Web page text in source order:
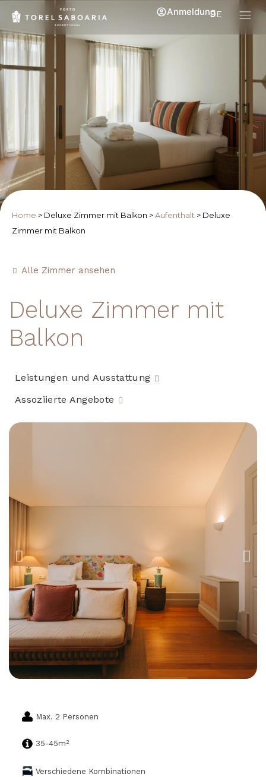
DE
Anmeldung
Home > Deluxe Zimmer mit Balkon > Aufenthalt > Deluxe
Zimmer mit Balkon
Alle Zimmer ansehen
Deluxe Zimmer mit
Balkon
Leistungen und Ausstattung
Assoziierte Angebote
Max. 2 Personen
35-45m2
Verschiedene Kombinationen